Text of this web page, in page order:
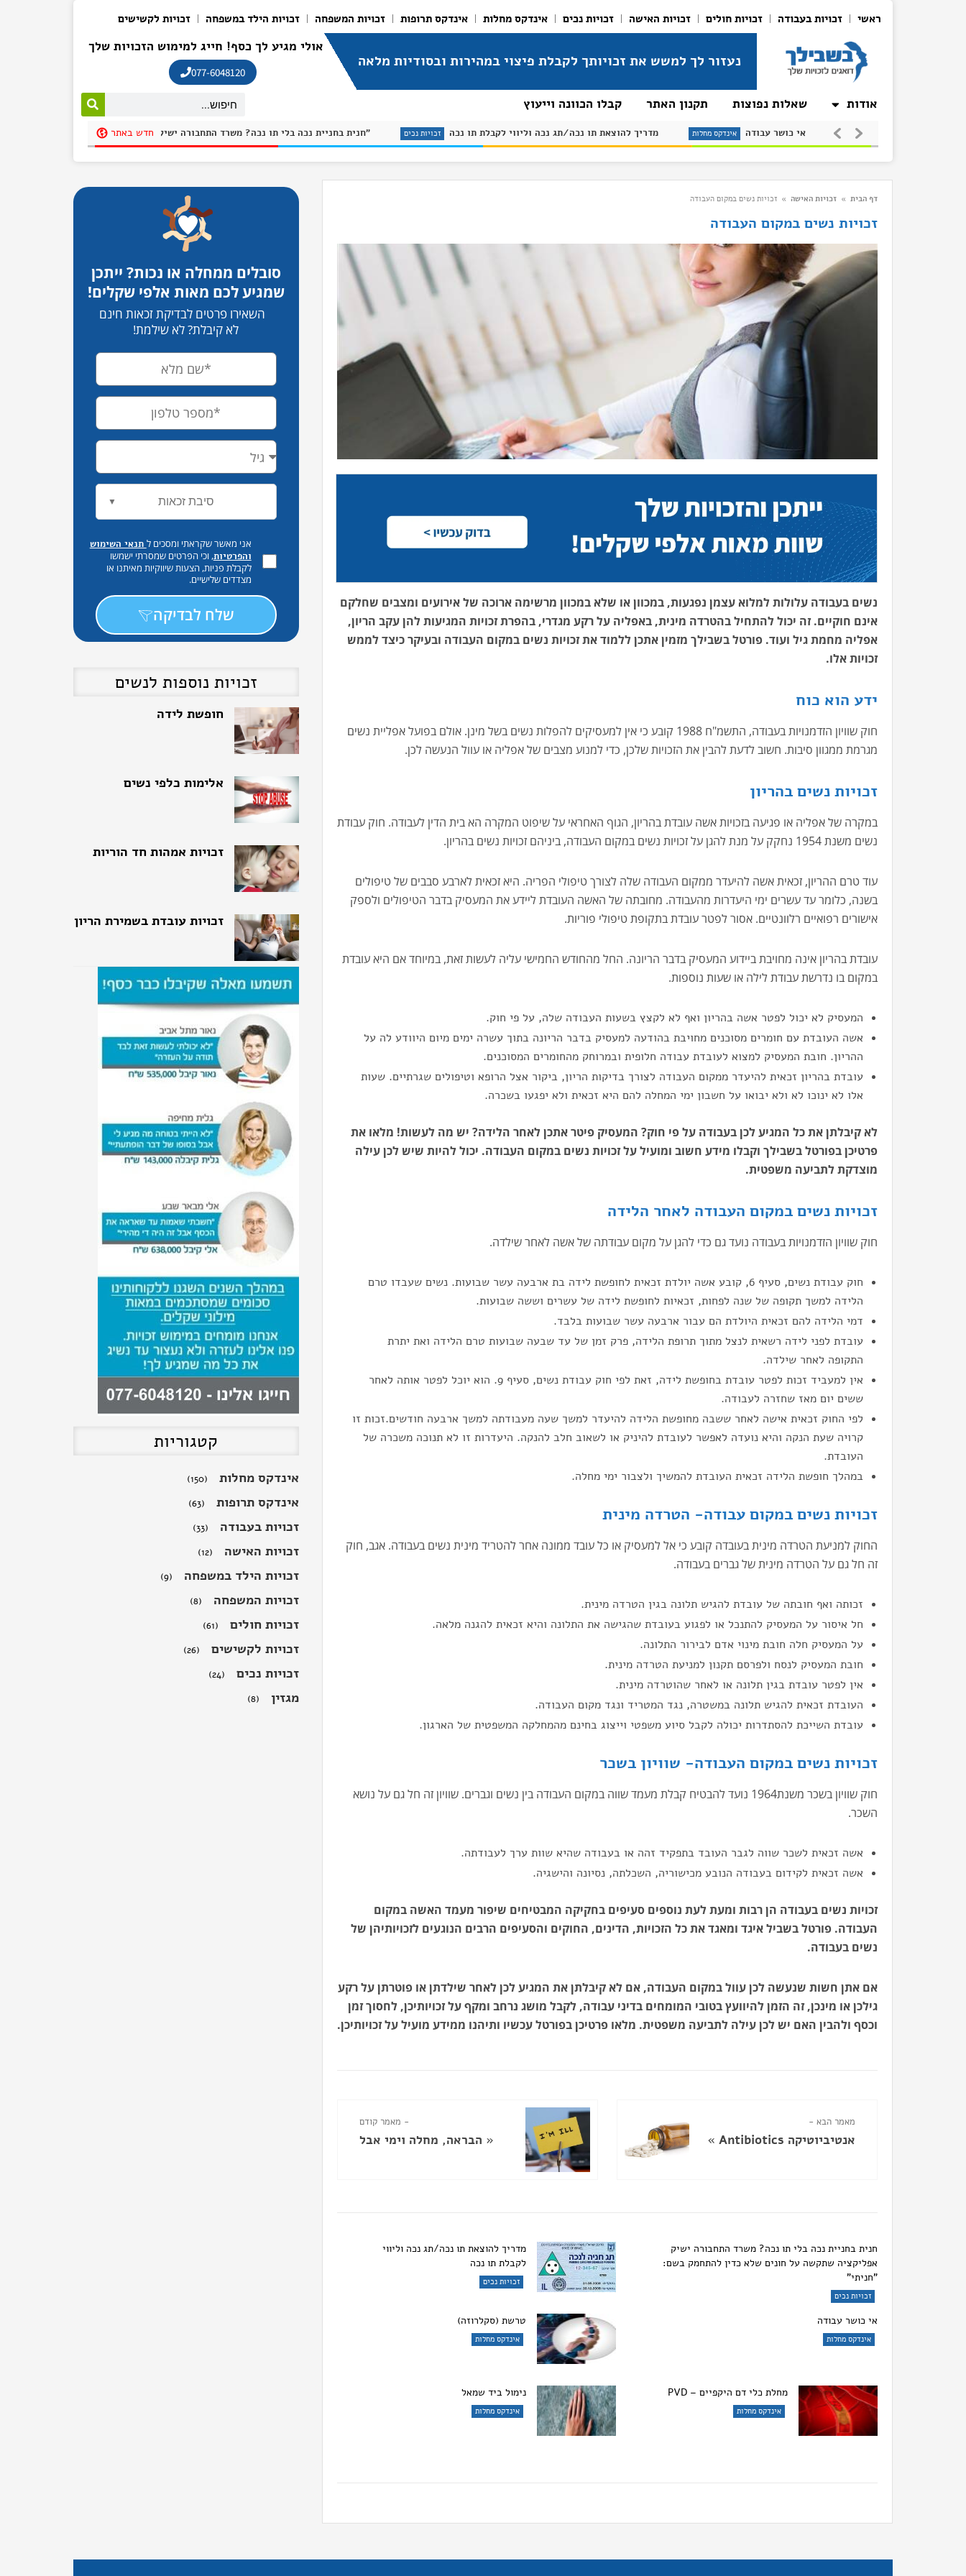
ראשי זכויות בעבודה זכויות חולים זכויות האישה זכויות נכים אינדקס מחלות אינדקס תרופות זכויות המשפחה זכויות הילד במשפחה זכויות לקשישים
נעזור לך למשש את זכויותך לקבלת פיצוי במהירות ובסודיות מלאה
אולי מגיע לך כסף! חייג למימוש הזכויות שלך
077-6048120
אודות שאלות נפוצות תקנון האתר קבלו הכוונה וייעוץ
חדש באתר חנית בחניית נכה בלי תו נכה? משרד התחבורה ישיק אפליקציה שתקשה על חונים שלא כדין להתחמק בשם: "חניתי" זכויות נכים מדריך להוצאת תו נכה/תג נכה וליווי לקבלת תו נכה אינדקס מחלות אי כושר עבודה אינדקס מחלות טרשת (סקלרוזה)
דף הבית » זכויות האישה » זכויות נשים במקום העבודה
זכויות נשים במקום העבודה
נשים בעבודה עלולות למלוא עצמן נפגעות, במכוון או שלא במכוון מרשימה ארוכה של אירועים ומצבים שחלקם
אינם חוקיים. זה יכול להתחיל בהטרדה מינית, באפליה על רקע מגדרי, בהפרת זכויות המגיעות להן עקב הריון,
אפליה מחמת גיל ועוד. פורטל בשבילך מזמין אתכן ללמוד את זכויות נשים במקום העבודה ובעיקר כיצד לממש
זכויות אלו.
ידע הוא כוח
חוק שוויון הזדמנויות בעבודה, התשמ"ח 1988 קובע כי אין למעסיקים להפלות נשים בשל מינן. אולם בפועל אפליית נשים
מגרמת ממגוון סיבות. חשוב לדעת להבין את הזכויות שלכן, כדי למנוע מצבים של אפליה או עוול הנעשה לכן.
זכויות נשים בהריון
במקרה של אפליה או פגיעה בזכויות אשה עובדת בהריון, הגוף האחראי על שיפוט המקרה הא בית הדין לעבודה. חוק עבודת
נשים משנת 1954 נחקק על מנת להגן על זכויות נשים במקום העבודה, ביניהם זכויות נשים בהריון.
עוד טרם ההריון, זכאית אשה להיעדר ממקום העבודה שלה לצורך טיפולי הפריה. היא זכאית לארבע סבבים של טיפולים
בשנה, כלומר עד עשרים ימי היעדרות מהעבודה. מחובתה של האשה העובדת ליידע את המעסיק בדבר הטיפולים ולספק
אישורים רפואיים רלוונטיים. אסור לפטר עובדת בתקופת טיפולי פוריות.
עובדת בהריון אינה מחויבת ביידוע המעסיק בדבר הריונה. החל מהחודש החמישי עליה לעשות זאת, במיוחד אם היא עובדת
במקום בו נדרשת עבודת לילה או שעות נוספות.
המעסיק לא יכול לפטר אשה בהריון ואף לא לקצץ בשעות העבודה שלה, על פי חוק.
אשה העובדת עם חומרים מסוכנים מחויבת בהודעה למעסיק בדבר הריונה בתוך עשרה ימים מיום היוודע לה על
ההריון. חובת המעסיק למצוא לעובדת עבודה חלופית ובמרוחק מהחומרים המסוכנים.
עובדת בהריון זכאית להיעדר ממקום העבודה לצורך בדיקות הריון, ביקור אצל הרופא וטיפולים שגרתיים. שעות
אלו לא ינוכו לא ולא יבואו על חשבון ימי המחלה להם היא זכאית ולא יפגעו בשכרה.
לא קיבלתן את כל המגיע לכן בעבודה על פי חוק? המעסיק פיטר אתכן לאחר הלידה? יש מה לעשות! מלאו את
פרטיכן בפורטל בשבילך וקבלו מידע חשוב ומועיל על זכויות נשים במקום העבודה. יכול להיות שיש לכן עילה
מוצדקת לתביעה משפטית.
זכויות נשים במקום העבודה לאחר הלידה
חוק שוויון הזדמנויות בעבודה נועד גם כדי להגן על מקום עבודתה של אשה לאחר שילדה.
חוק עבודת נשים, סעיף 6, קובע אשה יולדת זכאית לחופשת לידה בת ארבעה עשר שבועות. נשים שעבדו טרם
הלידה למשך תקופה של שנה לפחות, זכאיות לחופשת לידה של עשרים וששה שבועות.
דמי הלידה להם זכאית היולדת הם עבור ארבעה עשר שבועות בלבד.
עובדת לפני לידה רשאית לנצל מתוך תרופת הלידה, פרק זמן של עד שבעה שבועות טרם הלידה ואת יתרת
התקופה לאחר שילדה.
אין למעביד זכות לפטר עובדת בחופשת לידה, זאת לפי חוק עבודת נשים, סעיף 9. הוא יוכל לפטר אותה לאחר
ששים יום מאז שחזרה לעבודה.
לפי החוק זכאית אישה לאחר ששבה מחופשת הלידה להיעדר למשך שעה מעבודתה למשך ארבעה חודשים.זכות זו
קרויה שעת הנקה והיא נועדה לאפשר לעובדת להיניק או לשאוב חלב להנקה. היעדרות זו לא תנוכה משכרה של
העובדת.
במהלך חופשת הלידה זכאית העובדת להמשיך ולצבור ימי מחלה.
זכויות נשים במקום עבודה- הטרדה מינית
החוק למניעת הטרדה מינית בעובדה קובע כי אל למעסיק או כל עובד ממונה אחר להטריד מינית נשים בעבודה. אגב, חוק
זה חל גם על הטרדה מינית של גברים בעבודה.
זכותה ואף חובתה של עובדת להגיש תלונה בגין הטרדה מינית.
חל איסור על המעסיק להתנכל או לפגוע בעובדת שהגישה את התלונה והיא זכאית להגנה מלאה.
על המעסיק חלה חובת מינוי אדם לבירור התלונה.
חובת המעסיק לנסח ולפרסם תקנון למניעת הטרדה מינית.
אין לפטר עובדת בגין תלונה או לאחר שהוטרדה מינית.
העובדת זכאית להגיש תלונה במשטרה, נגד המטריד ונגד מקום העבודה.
עובדת השייכת להסתדרות יכולה לקבל סיוע משפטי וייצוג בחינם מהמחלקה המשפטית של הארגון.
זכויות נשים במקום העבודה- שוויון בשכר
חוק שוויון בשכר משנת1964 נועד להבטיח קבלת מעמד שווה במקום העבודה בין נשים וגברים. שוויון זה חל גם על נושא
השכר.
אשה זכאית לשכר שווה לגבר העובד בתפקיד זהה או בעבודה שהיא שוות ערך לעבודתה.
אשה זכאית לקידום בעבודה הנובע מכישוריה, השכלתה, נסיונה והישגיה.
זכויות נשים בעבודה הן רבות ומעת לעת נוספים סעיפים בחקיקה המבטיחים שיפור מעמד האשה במקום
העבודה. פורטל בשביל איגד ומאגד את כל הזכויות, הדינים, החוקים והסעיפים הרבים הנוגעים לזכויותיהן של
נשים בעבודה.
אם אתן חשות שנעשה לכן עוול במקום העבודה, אם לא קיבלתן את המגיע לכן לאחר שילדתן או פוטרתן על רקע
גילכן או מינכן, זה הזמן להיוועץ בטובי המומחים בדיני עבודה, לקבל מושג נרחב ומקף על זכויותיכן, לחסוך זמן
וכסף ולהבין האם יש לכן עילה לתביעה משפטית. מלאו פרטיכן בפורטל עכשיו ותיהנו ממידע מועיל על זכויותיכן.
- מאמר קודם
« הבראה, מחלה וימי אבל
מאמר הבא -
אנטיביוטיקה Antibiotics »
חנית בחניית נכה בלי תו נכה? משרד התחבורה ישיק
אפליקציה שתקשה על חונים שלא כדין להתחמק בשם:
"חניתי"
זכויות נכים
מדריך להוצאת תו נכה/תג נכה וליווי
לקבלת תו נכה
זכויות נכים
אי כושר עבודה
אינדקס מחלות
טרשת (סקלרוזה)
אינדקס מחלות
מחלת כלי דם היקפיים – PVD
אינדקס מחלות
נימול ביד שמאל
אינדקס מחלות
סובלים ממחלה או נכות? ייתכן
שמגיע לכם מאות אלפי שקלים!
השאירו פרטים לבדיקת זכאות חינם
לא קיבלת? לא שילמת!
סיבת זכאות ▼
אני מאשר שקראתי ומסכים ל תנאי השימוש
והפרטיות, וכי הפרטים שמסרתי ישמשו
לקבלת פניות, הצעות שיווקיות מאיתנו או
מצדדים שלישיים.
שלח לבדיקה
זכויות נוספות לנשים
אלימות כלפי נשים
זכויות אמהות חד הוריות
זכויות עובדת בשמירת הריון
זכויות נשים
התפטרות לאחר לידה
הזכות להפסקת הריון
עקרות בית זכויות רפואיות
זכויות נשים מסורבות גט
חופשת לידה
קטגוריות
אינדקס מחלות (150)
אינדקס תרופות (63)
זכויות בעבודה (33)
זכויות האישה (12)
זכויות הילד במשפחה (9)
זכויות המשפחה (8)
זכויות חולים (61)
זכויות לקשישים (26)
זכויות נכים (24)
מגזין (8)